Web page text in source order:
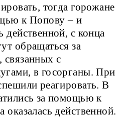
тогда горожане
к Попову – и
действенной, с конца
обращаться за
с
в госорганы. При
реагировать. В
за помощью к
действенной.